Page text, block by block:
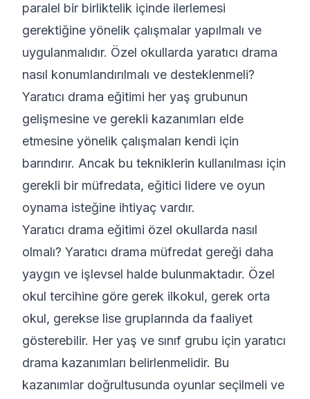
paralel bir birliktelik içinde ilerlemesi
gerektiğine yönelik çalışmalar yapılmalı ve
uygulanmalıdır. Özel okullarda yaratıcı drama
nasıl konumlandırılmalı ve desteklenmeli?
Yaratıcı drama eğitimi her yaş grubunun
gelişmesine ve gerekli kazanımları elde
etmesine yönelik çalışmaları kendi için
barındırır. Ancak bu tekniklerin kullanılması için
gerekli bir müfredata, eğitici lidere ve oyun
oynama isteğine ihtiyaç vardır.
Yaratıcı drama eğitimi özel okullarda nasıl
olmalı? Yaratıcı drama müfredat gereği daha
yaygın ve işlevsel halde bulunmaktadır. Özel
okul tercihine göre gerek ilkokul, gerek orta
okul, gerekse lise gruplarında da faaliyet
gösterebilir. Her yaş ve sınıf grubu için yaratıcı
drama kazanımları belirlenmelidir. Bu
kazanımlar doğrultusunda oyunlar seçilmeli ve